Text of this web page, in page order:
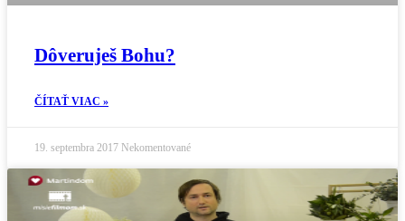
Dôveruješ Bohu?
ČÍTAŤ VIAC »
19. septembra 2017 Nekomentované